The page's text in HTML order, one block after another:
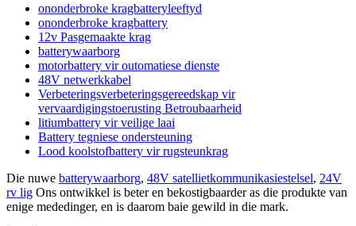
ononderbroke kragbatteryleeftyd
ononderbroke kragbattery
12v Pasgemaakte krag
batterywaarborg
motorbattery vir outomatiese dienste
48V netwerkkabel
Verbeteringsverbeteringsgereedskap vir
vervaardigingstoerusting Betroubaarheid
litiumbattery vir veilige laai
Battery tegniese ondersteuning
Lood koolstofbattery vir rugsteunkrag
Die nuwe batterywaarborg, 48V satellietkommunikasiestelsel, 24V
rv lig Ons ontwikkel is beter en bekostigbaarder as die produkte van
enige mededinger, en is daarom baie gewild in die mark.